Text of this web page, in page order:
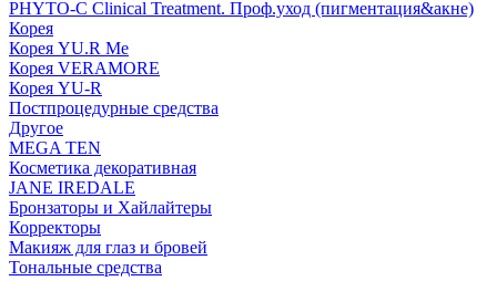
PHYTO-C Clinical Treatment. Проф.уход (пигментация&акне)
Корея
Корея YU.R Me
Корея VERAMORE
Корея YU-R
Постпроцедурные средства
Другое
MEGA TEN
Косметика декоративная
JANE IREDALE
Бронзаторы и Хайлайтеры
Корректоры
Макияж для глаз и бровей
Тональные средства